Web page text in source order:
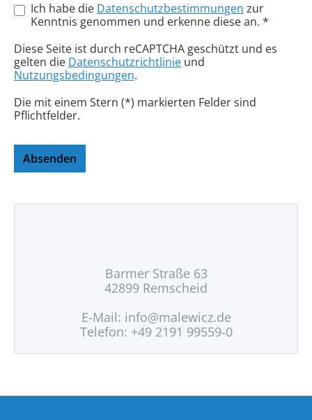
Ich habe die Datenschutzbestimmungen zur
Kenntnis genommen und erkenne diese an. *
Diese Seite ist durch reCAPTCHA geschützt und es
gelten die Datenschutzrichtlinie und
Nutzungsbedingungen.
Die mit einem Stern (*) markierten Felder sind
Pflichtfelder.
Absenden
Barmer Straße 63
42899 Remscheid
E-Mail: info@malewicz.de
Telefon: +49 2191 99559-0